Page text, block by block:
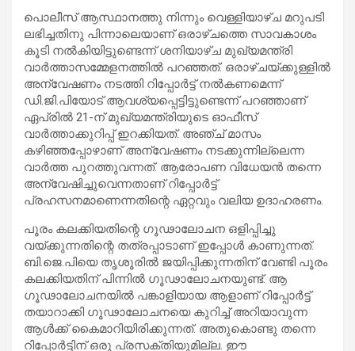
പൊലീസ് ആസ്ഥാനത്തു നിന്നും വെള്ളിയാഴ്ച മറുപടി
ലഭിച്ചതിനു പിന്നാലെയാണ് ഒരാഴ്ചത്തെ സാവകാശം
കൂടി നല്‍കിയിട്ടുണ്ടെന്ന് ശനിയാഴ്ച മുഖ്യമന്ത്രി
വാര്‍ത്താസമ്മേളനത്തില്‍ പറഞ്ഞത്. ഒരാഴ്ചയ്ക്കുള്ളില്‍
അന്വേഷണം നടത്തി റിപ്പോര്‍ട്ട് നല്‍കണമെന്ന്
ഡി.ജി.പിയോട് ആവശ്യപ്പെട്ടിട്ടുണ്ടെന്ന് പറഞ്ഞാണ്
ഏപ്രില്‍ 21-ന് മുഖ്യമന്ത്രിയുടെ ഓഫീസ്
വാര്‍ത്താക്കുറിപ്പ് ഇറക്കിയത്. അഞ്ച് മാസം
കഴിഞ്ഞപ്പോഴാണ് അന്വേഷണം നടക്കുന്നില്ലെന്ന
വാര്‍ത്ത പുറത്തുവന്നത്. ആരോപണ വിധേയന്‍ തന്നെ
അന്വേഷിച്ചുവെന്നതാണ് റിപ്പോര്‍ട്ട്
പ്രഹസനമാണെന്നതിന്റെ ഏറ്റവും വലിയ ഉദാഹരണം.
പൂരം കലക്കിയതിന്റെ ഗൂഢാലോചന ഒളിപ്പിച്ചു
വയ്ക്കുന്നതിന്റെ തത്രപ്പാടാണ് ഇപ്പോള്‍ കാണുന്നത്.
ബി.ജെ.പിയെ തൃശൂരില്‍ ജയിപ്പിക്കുന്നതിന് വേണ്ടി പൂരം
കലക്കിയതിന് പിന്നില്‍ ഗൂഢാലോചനയുണ്ട്. ആ
ഗൂഢാലോചനയില്‍ പങ്കാളിയായ ആളാണ് റിപ്പോര്‍ട്ട്
തയാറാക്കി ഗൂഢാലോചനയെ കുറിച്ച് അറിയാവുന്ന
ആള്‍ക്ക് കൈമാറിയിരിക്കുന്നത്. അതുകൊണ്ടു തന്നെ
റിപ്പോര്‍ട്ടിന് ഒരു പ്രസക്തിയുമില്ല. ഈ